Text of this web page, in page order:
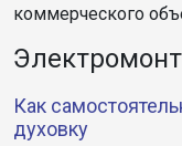
коммерческого
Как
духовку